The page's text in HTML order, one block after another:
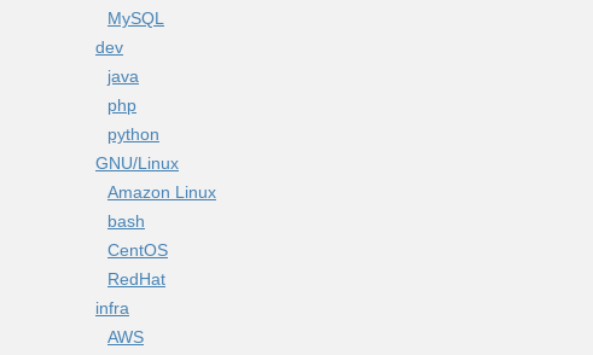
MySQL
dev
java
php
python
GNU/Linux
Amazon Linux
bash
CentOS
RedHat
infra
AWS